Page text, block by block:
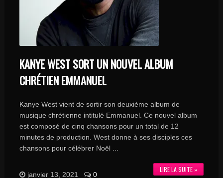
KANYE WEST SORT UN NOUVEL ALBUM
CHRÉTIEN EMMANUEL
Kanye West vient de sortir son deuxième album de
musique chrétienne intitulé Emmanuel. Ce nouvel album
est composé de cinq chansons pour un total de 12
minutes de production. West donne à ses disciples ces
chansons pour célébrer Noël ...
LIRE LA SUITE »
janvier 13, 2021 0